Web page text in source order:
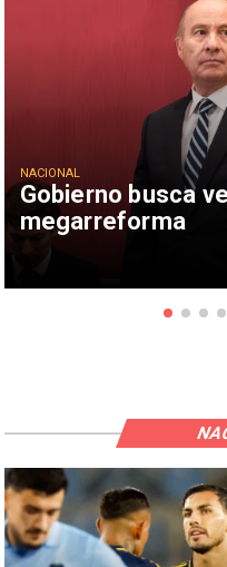
Gobierno busca
megarreforma
NACIONAL